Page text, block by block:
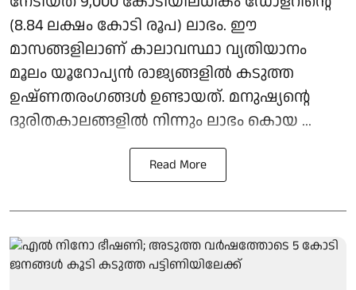
(8.84 ലക്ഷം കോടി രൂപ) ലാഭം. ഈ
മാസങ്ങളിലാണ് കാലാവസ്ഥാ വ്യതിയാനം
മൂലം യൂറോപ്യന്‍ രാജ്യങ്ങളില്‍ കടുത്ത
ഉഷ്ണതരംഗങ്ങള്‍ ഉണ്ടായത്. മനുഷ്യന്റെ
ദുരിതകാലങ്ങളില്‍ നിന്നും ലാഭം കൊയ ...
Read More